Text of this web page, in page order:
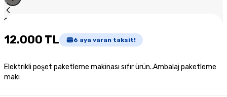
1
12.000 TL 6 aya varan taksit!
Elektrikli poşet paketleme makinası sıfır ürün..Ambalaj paketleme
maki